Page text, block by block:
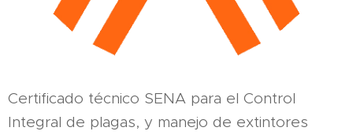
Certificado técnico SENA para el Control
Integral de plagas, y manejo de extintores